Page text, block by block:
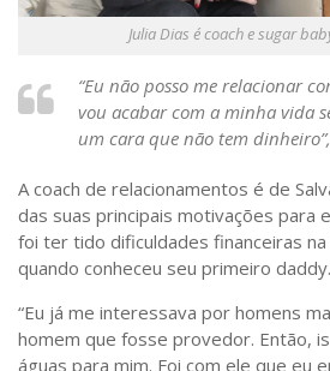
Julia Dias é coach e sugar
“Eu não posso me relacionar
vou acabar com a minha vida
um cara que não tem
A coach de relacionamentos é de
das suas principais motivações para
foi ter tido dificuldades financeiras na
quando conheceu seu primeiro daddy.
“Eu já me interessava por homens
homem que fosse provedor. Então,
águas para mim. Foi com ele que eu